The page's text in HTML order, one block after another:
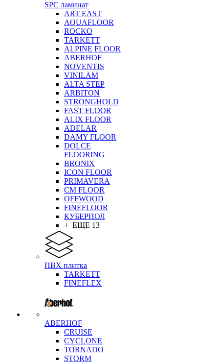
SPC ламинат
ART EAST
AQUAFLOOR
ROCKO
TARKETT
ALPINE FLOOR
ABERHOF
NOVENTIS
VINILAM
ALTA STEP
ARBITON
STRONGHOLD
FAST FLOOR
ALIX FLOOR
ADELAR
DAMY FLOOR
DOLCE
FLOORING
BRONIX
ICON FLOOR
PRIMAVERA
CM FLOOR
OFFWOOD
FINEFLOOR
КУБЕРПОЛ
+ ЕЩЕ 13
ПВХ плитка
TARKETT
FINEFLEX
ABERHOF
CRUISE
CYCLONE
TORNADO
STORM